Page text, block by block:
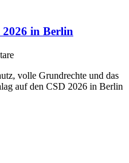
2026 in Berlin
volle Grundrechte und das
auf den CSD 2026 in Berlin